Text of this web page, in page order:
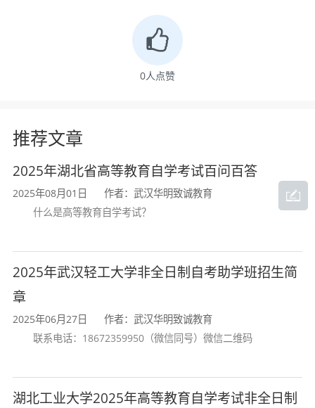
室从事总经理助理、董事长秘书等工作。选择此
就业方向为行政管理专业的同学中绝大部分是女
生，借助专业的知识储备和得天独厚的优势能够
3.专业课程的训练，使得其能力多样化、且逻辑
性和条理性都很强，因此大部分行政管理专业的
毕业生可以选择在企业的市场部、营销部、策划
4.行政管理专业的同学同样也很适合在共青团、
工会、妇联等社会团体中从事管理与服务工作，
以及在非政府组织和非盈利组织中从事环境保
作。
0人点赞
推荐文章
2025年湖北省高等教育自学考试百问百答
2025年08月01日
作者：武汉华明致诚教育
什么是高等教育自学考试？
2025年武汉轻工大学非全日制自考助学班招生简
章
2025年06月27日
作者：武汉华明致诚教育
联系电话：18672359950（微信同号）微信二维码
湖北工业大学2025年高等教育自学考试非全日制